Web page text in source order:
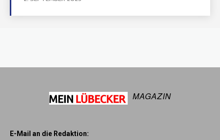
MAGAZIN
E-Mail an die Redaktion: